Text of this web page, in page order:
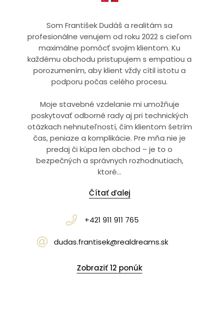
Som František Dudáš a realitám sa
profesionálne venujem od roku 2022 s cieľom
maximálne pomôcť svojim klientom. Ku
každému obchodu pristupujem s empatiou a
porozumením, aby klient vždy cítil istotu a
podporu počas celého procesu.
Moje stavebné vzdelanie mi umožňuje
poskytovať odborné rady aj pri technických
otázkach nehnuteľností, čím klientom šetrím
čas, peniaze a komplikácie. Pre mňa nie je
predaj či kúpa len obchod – je to o
bezpečných a správnych rozhodnutiach,
ktoré...
Čítať ďalej
+421 911 911 765
dudas.frantisek@realdreams.sk
Zobraziť 12 ponúk